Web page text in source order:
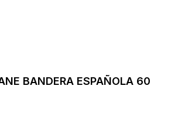
BANDERA ESPAÑOLA 60